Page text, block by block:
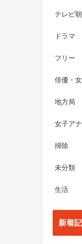
テレビ
ドラマ
フリー
俳優・
地方局
女子アナ
掃除
未分類
生活
新着